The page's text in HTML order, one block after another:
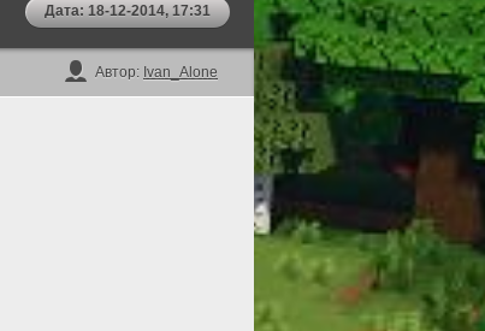
Дата: 18-12-2014, 17:31
Автор: Ivan_Alone